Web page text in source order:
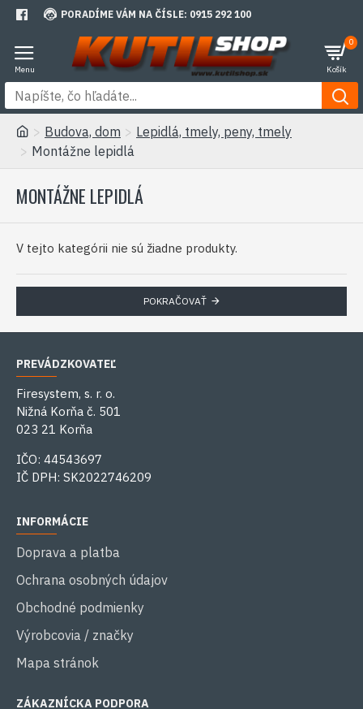
PORADÍME VÁM NA ČÍSLE: 0915 292 100
0
Budova, dom
Lepidlá, tmely, peny, tmely
Montážne lepidlá
MONTÁŽNE LEPIDLÁ
V tejto kategórii nie sú žiadne produkty.
POKRAČOVAŤ
PREVÁDZKOVATEĽ
Firesystem, s. r. o.
Nižná Korňa č. 501
023 21 Korňa
IČO: 44543697
IČ DPH: SK2022746209
INFORMÁCIE
Doprava a platba
Ochrana osobných údajov
Obchodné podmienky
Výrobcovia / značky
Mapa stránok
ZÁKAZNÍCKA PODPORA